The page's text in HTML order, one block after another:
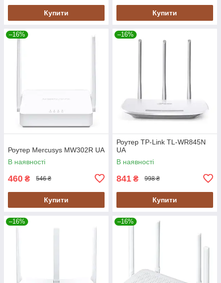
Купити Купити
–16%
Роутер Mercusys MW302R UA
В наявності
460 ₴ 546 ₴
Купити
–16%
Роутер TP-Link TL-WR845N
UA
В наявності
841 ₴ 998 ₴
Купити
–16% –16%